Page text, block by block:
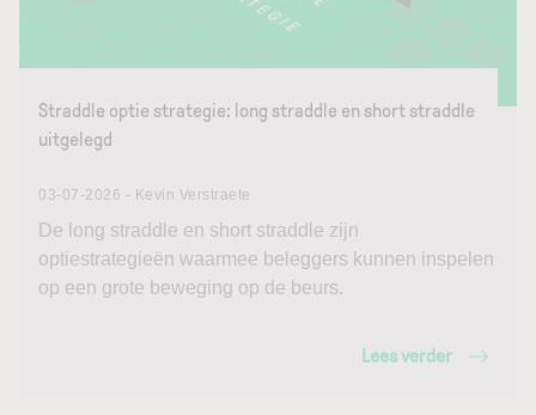
Straddle optie strategie: long straddle en short straddle
uitgelegd
03-07-2026 - Kevin Verstraete
De long straddle en short straddle zijn
optiestrategieën waarmee beleggers kunnen inspelen
op een grote beweging op de beurs.
Lees verder